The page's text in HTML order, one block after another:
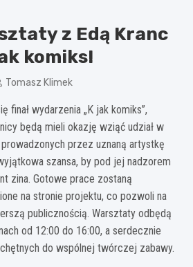
z Edą Kranc
komiks!
Tomasz Klimek
finał wydarzenia „K jak komiks”,
będą mieli okazję wziąć udział w
prowadzonych przez uznaną artystkę
szansa, by pod jej nadzorem
zina. Gotowe prace zostaną
na stronie projektu, co pozwoli na
publicznością. Warsztaty odbędą
od 12:00 do 16:00, a serdecznie
do wspólnej twórczej zabawy.